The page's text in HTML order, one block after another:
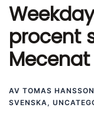
procent
Mecenat
AV TOMAS HANSSON
SVENSKA,